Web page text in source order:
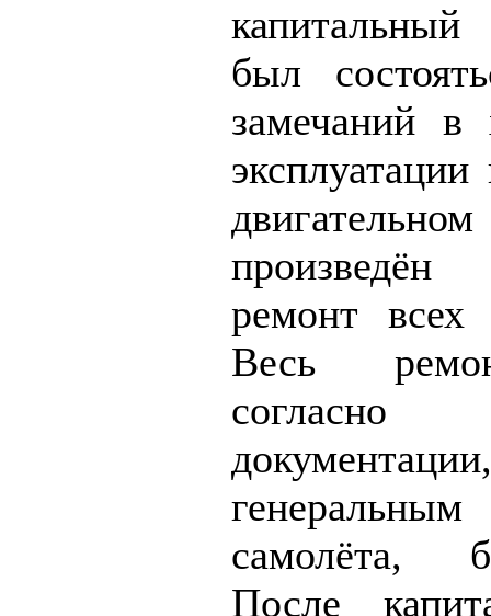
был
замечаний в
ремонт всех
Весь
согласно
самолёта,
После